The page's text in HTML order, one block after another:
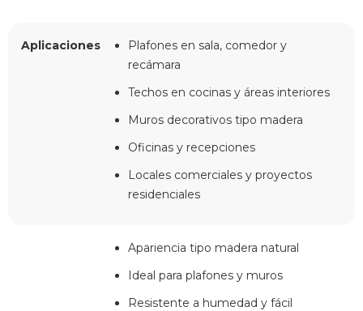
Aplicaciones
Plafones en sala, comedor y
recámara
Techos en cocinas y áreas interiores
Muros decorativos tipo madera
Oficinas y recepciones
Locales comerciales y proyectos
residenciales
Apariencia tipo madera natural
Ideal para plafones y muros
Resistente a humedad y fácil